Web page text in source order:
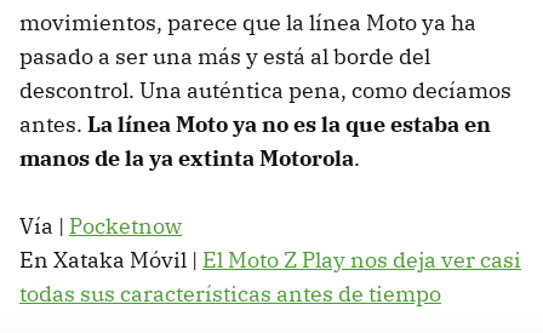
movimientos, parece que la línea Moto ya ha
pasado a ser una más y está al borde del
descontrol. Una auténtica pena, como decíamos
antes. La línea Moto ya no es la que estaba en
manos de la ya extinta Motorola.
Vía | Pocketnow
En Xataka Móvil | El Moto Z Play nos deja ver casi
todas sus características antes de tiempo